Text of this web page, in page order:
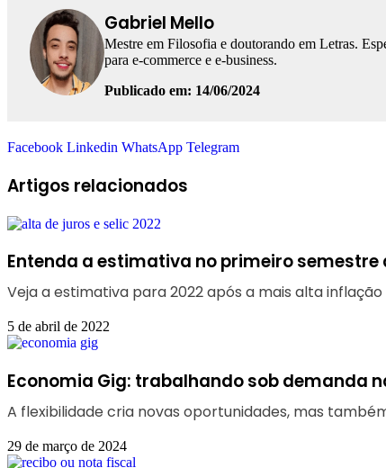
Gabriel Mello
Mestre em Filosofia e doutorando em Letras.
para e-commerce e e-business.
Publicado em: 14/06/2024
Facebook Linkedin WhatsApp Telegram
Artigos relacionados
Entenda a estimativa no primeiro
Veja a estimativa para 2022 após a mais alta
5 de abril de 2022
Economia Gig: trabalhando sob demanda
A flexibilidade cria novas oportunidades, mas
29 de março de 2024